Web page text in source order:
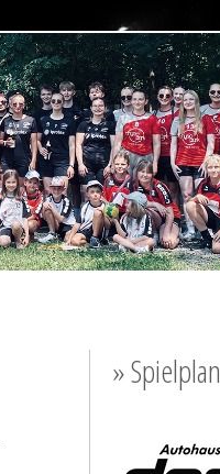
» Spielplan